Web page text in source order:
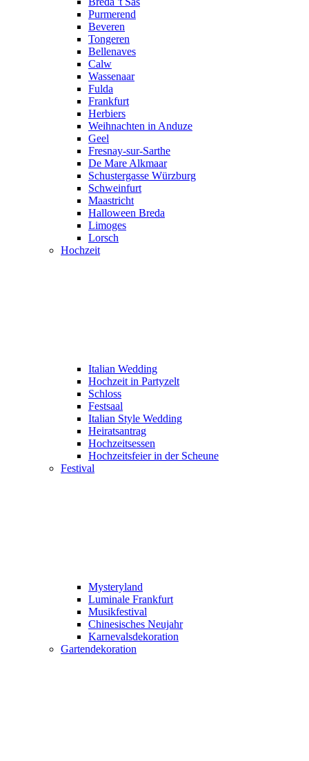
Purmerend
Beveren
Tongeren
Bellenaves
Calw
Wassenaar
Fulda
Frankfurt
Herbiers
Weihnachten in Anduze
Geel
Fresnay-sur-Sarthe
De Mare Alkmaar
Schustergasse Würzburg
Schweinfurt
Maastricht
Halloween Breda
Limoges
Lorsch
Hochzeit
Italian Wedding
Hochzeit in Partyzelt
Schloss
Festsaal
Italian Style Wedding
Heiratsantrag
Hochzeitsessen
Hochzeitsfeier in der Scheune
Festival
Mysteryland
Luminale Frankfurt
Musikfestival
Chinesisches Neujahr
Karnevalsdekoration
Gartendekoration